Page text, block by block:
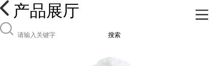
产品展厅
搜索